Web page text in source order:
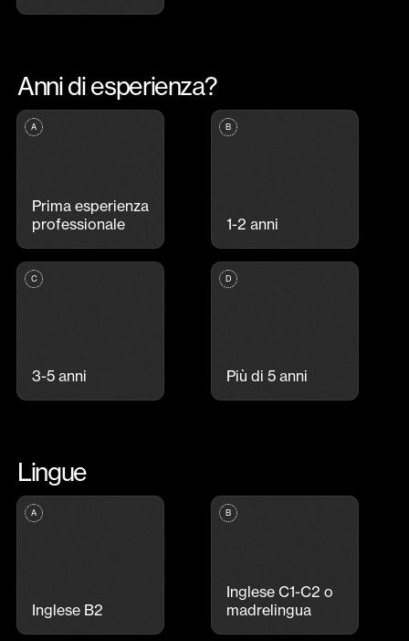
Anni di esperienza?
Prima esperienza
professionale
1-2 anni
3-5 anni Più di 5 anni
Lingue
Inglese B2
Inglese C1-C2 o
madrelingua